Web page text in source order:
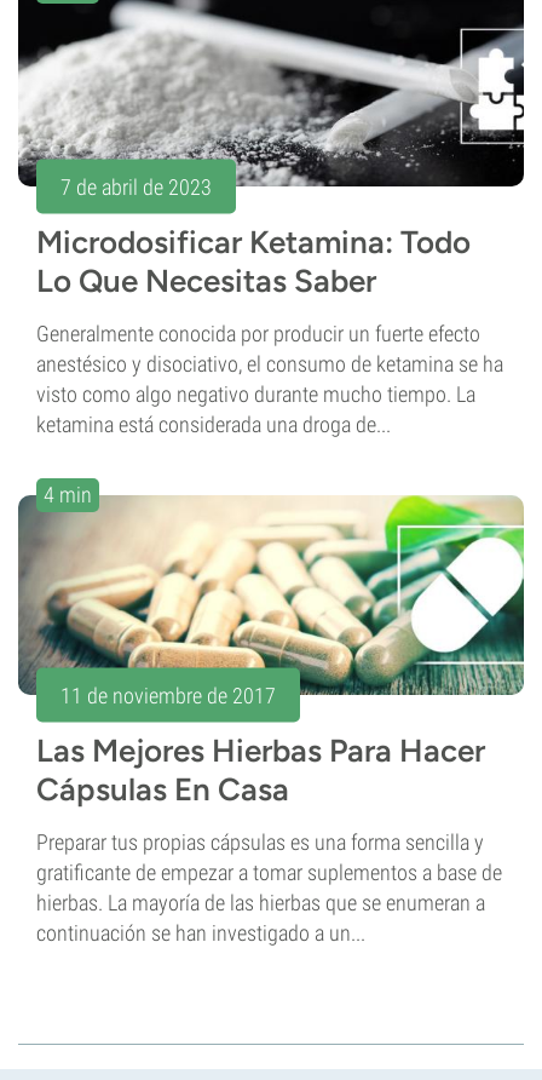
7 de abril de 2023
Microdosificar Ketamina: Todo
Lo Que Necesitas Saber
Generalmente conocida por producir un fuerte efecto
anestésico y disociativo, el consumo de ketamina se ha
visto como algo negativo durante mucho tiempo. La
ketamina está considerada una droga de...
4 min
11 de noviembre de 2017
Las Mejores Hierbas Para Hacer
Cápsulas En Casa
Preparar tus propias cápsulas es una forma sencilla y
gratificante de empezar a tomar suplementos a base de
hierbas. La mayoría de las hierbas que se enumeran a
continuación se han investigado a un...